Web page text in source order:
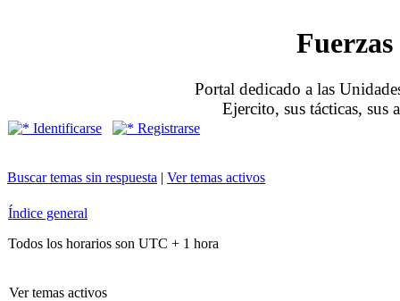
Portal dedicado a las
Ejercito, sus tácticas, sus
Identificarse Registrarse
Buscar temas sin respuesta | Ver temas activos
Índice general
Todos los horarios son UTC + 1 hora
Ver temas activos